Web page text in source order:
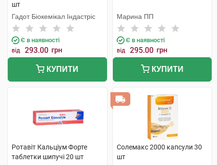
шт
Гадот Біокемікал Індастріс
Є в наявності
від 293.00 грн
КУПИТИ
Марина ПП
Є в наявності
від 295.00 грн
КУПИТИ
Ротавіт Кальціум Форте
таблетки шипучі 20 шт
Солемакс 2000 капсули 30
шт